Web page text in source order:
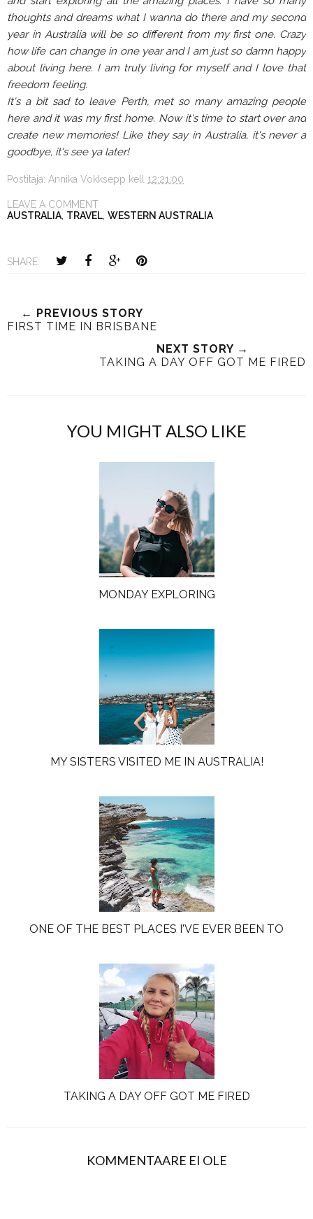
thoughts and dreams what I wanna do there and my second
year in Australia will be so different from my first one. Crazy
how life can change in one year and I am just so damn happy
about living here. I am truly living for myself and I love that
freedom feeling.
It's a bit sad to leave Perth, met so many amazing people
here and it was my first home. Now it's time to start over and
create new memories! Like they say in Australia, it's never a
goodbye, it's see ya later!
Postitaja: Annika Vokksepp kell 12:21:00
LEAVE A COMMENT
AUSTRALIA TRAVEL WESTERN AUSTRALIA
SHARE:
← PREVIOUS STORY
FIRST TIME IN BRISBANE
NEXT STORY →
TAKING A DAY OFF GOT ME FIRED
YOU MIGHT ALSO LIKE
MONDAY EXPLORING
MY SISTERS VISITED ME IN AUSTRALIA!
ONE OF THE BEST PLACES I'VE EVER BEEN TO
TAKING A DAY OFF GOT ME FIRED
KOMMENTAARE EI OLE